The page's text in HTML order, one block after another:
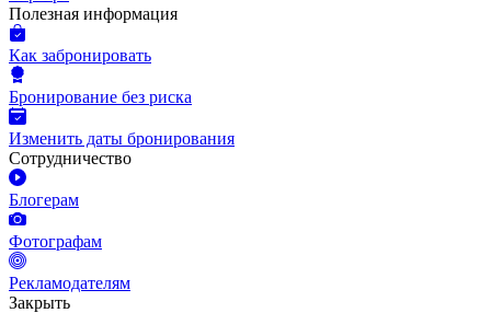
Полезная информация
Как забронировать
Бронирование без риска
Изменить даты бронирования
Сотрудничество
Блогерам
Фотографам
Рекламодателям
Закрыть